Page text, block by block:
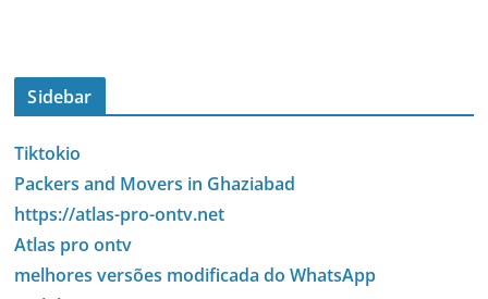
Sidebar
Tiktokio
Packers and Movers in Ghaziabad
https://atlas-pro-ontv.net
Atlas pro ontv
melhores versões modificada do WhatsApp